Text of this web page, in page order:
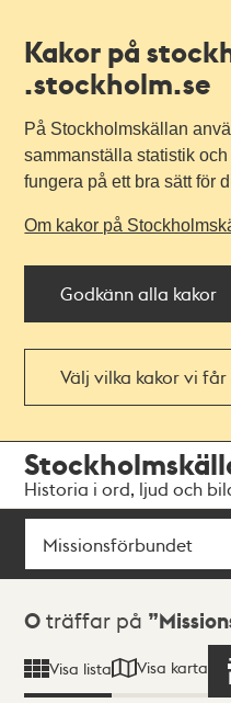
Kakor på
.stockholm.se
På Stockholmskällan
sammanställa statistik
fungera på ett bra sätt för
Om kakor på
Godkänn alla kakor
Välj vilka kakor vi
navigationen
huvudinnehållet
Historia i ord, ljud och
Sök
Sökresultat
0 träffar på
Visa lista Visa karta